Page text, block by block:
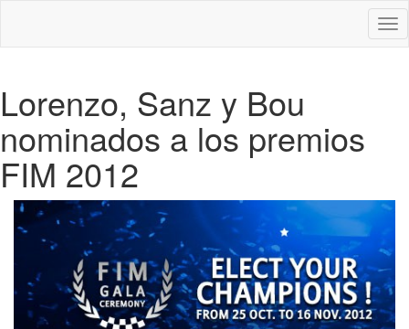
Lorenzo, Sanz y Bou
nominados a los premios
FIM 2012